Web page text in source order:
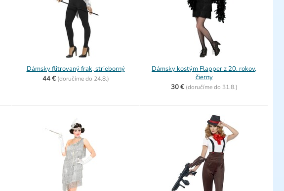
Dámsky flitrovaný frak, strieborný
44 € (doručíme do 24.8.)
Dámsky kostým Flapper z 20. rokov,
čierny
30 € (doručíme do 31.8.)